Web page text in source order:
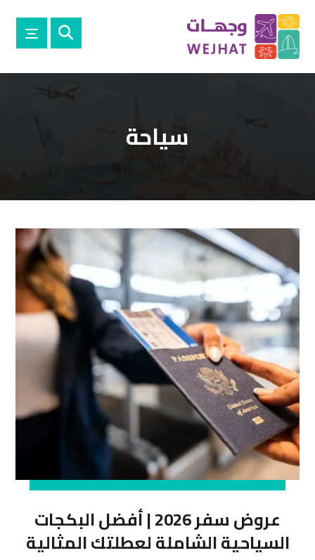
سياحة
عروض سفر 2026 | أفضل البكجات
السياحية الشاملة لعطلتك المثالية